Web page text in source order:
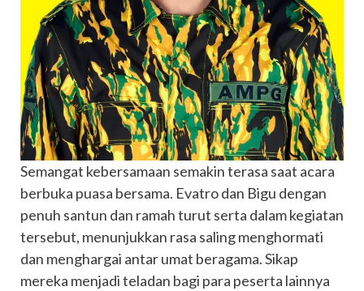
Semangat kebersamaan semakin terasa saat acara
berbuka puasa bersama. Evatro dan Bigu dengan
penuh santun dan ramah turut serta dalam kegiatan
tersebut, menunjukkan rasa saling menghormati
dan menghargai antar umat beragama. Sikap
mereka menjadi teladan bagi para peserta lainnya